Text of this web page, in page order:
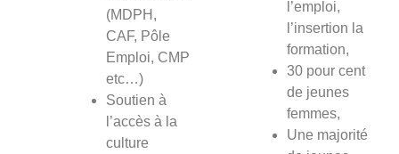
(MDPH,
CAF, Pôle
Emploi, CMP
etc…)
Soutien à
l’accès à la
culture
l’emploi,
l’insertion la
formation,
30 pour cent
de jeunes
femmes,
Une majorité